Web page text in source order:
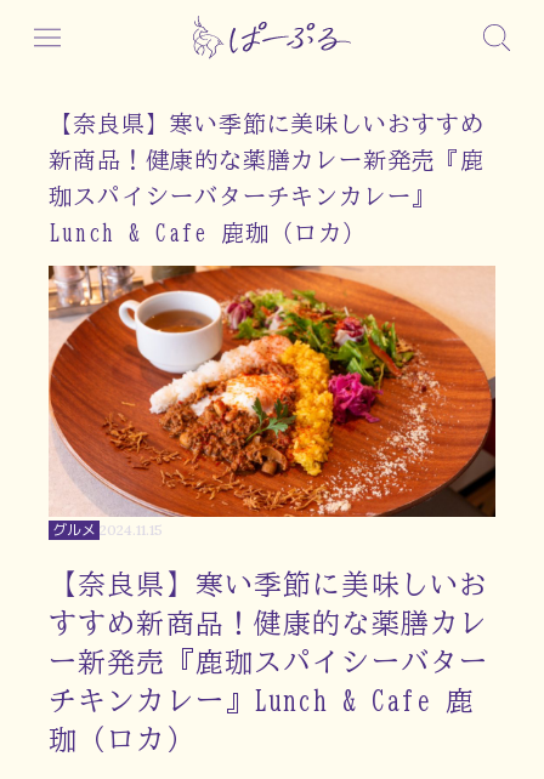
【奈良県】寒い季節に美味しいおすすめ
新商品！健康的な薬膳カレー新発売『鹿
珈スパイシーバターチキンカレー』
Lunch & Cafe 鹿珈（ロカ）
グルメ 2024.11.15
【奈良県】寒い季節に美味しいお
すすめ新商品！健康的な薬膳カレ
ー新発売『鹿珈スパイシーバター
チキンカレー』Lunch & Cafe 鹿
珈（ロカ）